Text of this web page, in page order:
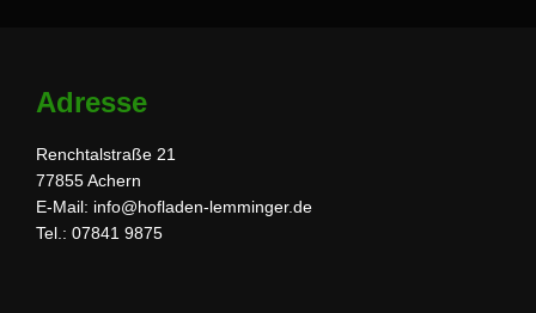
Adresse
Renchtalstraße 21
77855 Achern
E-Mail: info@hofladen-lemminger.de
Tel.: 07841 9875